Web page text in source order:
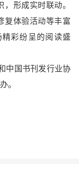
形成实时联动。
复体验活动等丰富
彩纷呈的阅读盛
中国书刊发行业协
。